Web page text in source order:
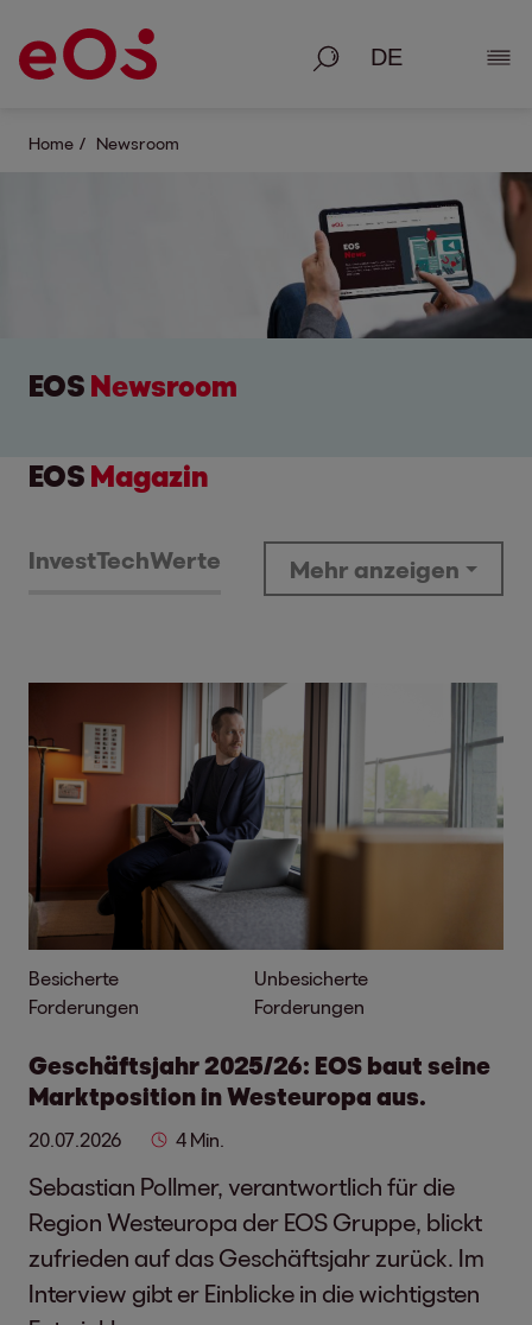
Suche
Home Newsroom
EOS Newsroom
EOS Magazin
InvestTechWerte Mehr anzeigen
Besicherte
Forderungen
Unbesicherte
Forderungen
Geschäftsjahr 2025/26: EOS baut seine
Marktposition in Westeuropa aus.
20.07.2026 4 Min.
Sebastian Pollmer, verantwortlich für die
Region Westeuropa der EOS Gruppe, blickt
zufrieden auf das Geschäftsjahr zurück. Im
Interview gibt er Einblicke in die wichtigsten